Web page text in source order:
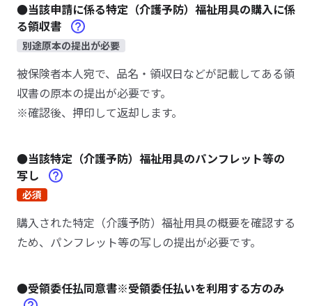
●当該申請に係る特定（介護予防）福祉用具の購入に係
る領収書
別途原本の提出が必要
被保険者本人宛で、品名・領収日などが記載してある領
収書の原本の提出が必要です。
※確認後、押印して返却します。
●当該特定（介護予防）福祉用具のパンフレット等の
写し
必須
購入された特定（介護予防）福祉用具の概要を確認する
ため、パンフレット等の写しの提出が必要です。
●受領委任払同意書※受領委任払いを利用する方のみ